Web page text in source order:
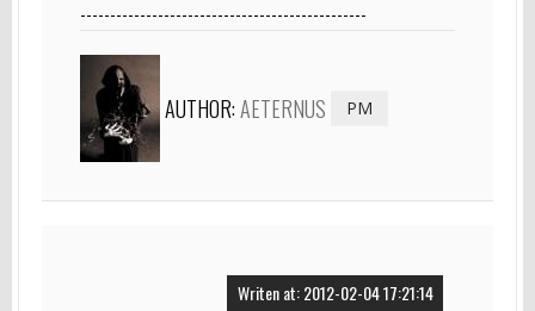
------------------------------------------------
AUTHOR:AETERNUS PM
Writen at: 2012-02-04 17:21:14